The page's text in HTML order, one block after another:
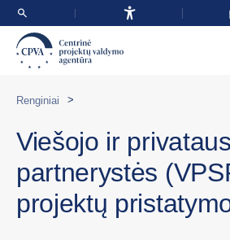
Renginiai >
Viešojo ir
partnerystės
projektų